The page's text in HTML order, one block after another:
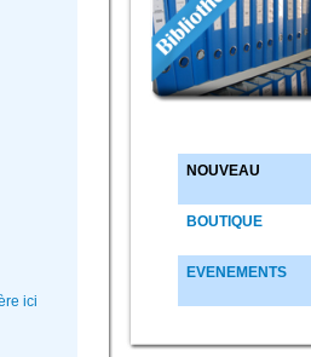
ici
NOUVEAU
BOUTIQUE
EVENEMENTS